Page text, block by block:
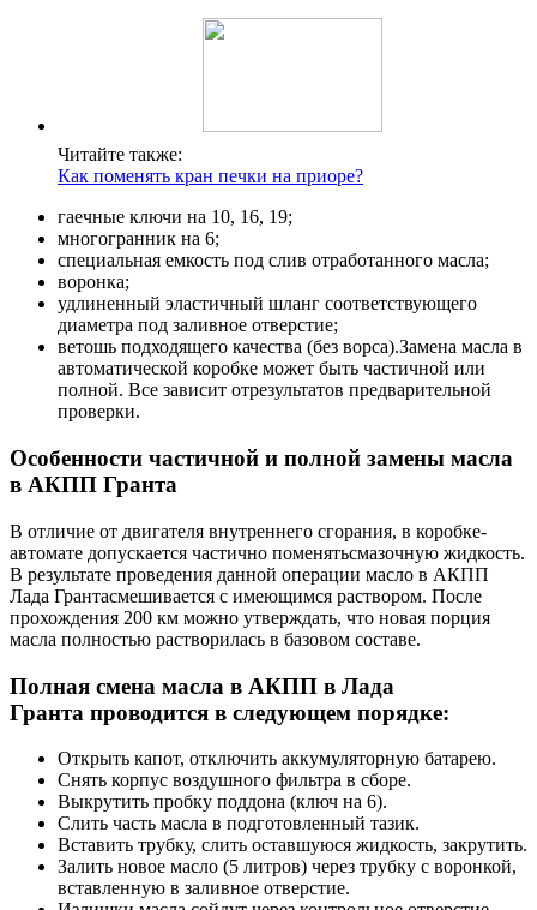
Читайте также:
Как поменять кран печки на приоре?
гаечные ключи на 10, 16, 19;
многогранник на 6;
специальная емкость под слив отработанного масла;
воронка;
удлиненный эластичный шланг соответствующего
диаметра под заливное отверстие;
ветошь подходящего качества (без ворса).Замена масла в
автоматической коробке может быть частичной или
полной. Все зависит отрезультатов предварительной
проверки.
Особенности частичной и полной замены масла
в АКПП Гранта
В отличие от двигателя внутреннего сгорания, в коробке-
автомате допускается частично поменятьсмазочную жидкость.
В результате проведения данной операции масло в АКПП
Лада Грантасмешивается с имеющимся раствором. После
прохождения 200 км можно утверждать, что новая порция
масла полностью растворилась в базовом составе.
Полная смена масла в АКПП в Лада
Гранта проводится в следующем порядке:
Открыть капот, отключить аккумуляторную батарею.
Снять корпус воздушного фильтра в сборе.
Выкрутить пробку поддона (ключ на 6).
Слить часть масла в подготовленный тазик.
Вставить трубку, слить оставшуюся жидкость, закрутить.
Залить новое масло (5 литров) через трубку с воронкой,
вставленную в заливное отверстие.